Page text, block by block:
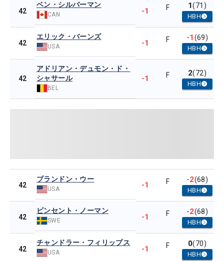
42
ベン・シルバーマン
CAN -1 F 1(71)
HBH
42
エリック・バーンズ
USA -1 F -1(69)
HBH
42
アドリアン・デュモン・ド・
シャサール
BEL
-1 F 2(72)
HBH
42
ブランドン・ウー
USA -1 F -2(68)
HBH
42
ビンセント・ノーマン
SWE -1 F -2(68)
HBH
42
チャンドラー・フィリップス
USA -1 F 0(70)
HBH